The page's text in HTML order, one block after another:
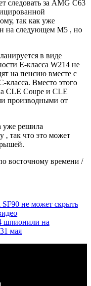
следовать за AMG C63
так как уже
на следующем M5 , но
в виде
E-класса W214 не
на пенсию вместе с
Вместо этого
CLE Coupe и CLE
производными от
уже решила
, так что это может
восточному времени /
SF90 не может скрыть
шпионили на
мая